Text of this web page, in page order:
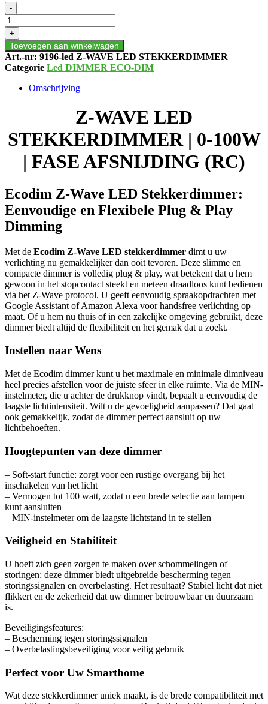
Z-
WAVE
LED
STEKKERDIMMER
|
0-
100W
FASE
-
+
Toevoegen aan winkelwagen
Art.-nr: 9196-led Z-WAVE LED STEKKERDIMMER
Categorie Led DIMMER ECO-DIM
Omschrijving
Z-WAVE LED
STEKKERDIMMER | 0-100W
| FASE AFSNIJDING (RC)
Ecodim Z-Wave LED Stekkerdimmer:
Eenvoudige en Flexibele Plug & Play
Dimming
Met de Ecodim Z-Wave LED stekkerdimmer dimt u uw
verlichting nu gemakkelijker dan ooit tevoren. Deze slimme en
compacte dimmer is volledig plug & play, wat betekent dat u hem
gewoon in het stopcontact steekt en meteen draadloos kunt bedienen
via het Z-Wave protocol. U geeft eenvoudig spraakopdrachten met
Google Assistant of Amazon Alexa voor handsfree verlichting op
maat. Of u hem nu thuis of in een zakelijke omgeving gebruikt, deze
dimmer biedt altijd de flexibiliteit en het gemak dat u zoekt.
Instellen naar Wens
Met de Ecodim dimmer kunt u het maximale en minimale dimniveau
heel precies afstellen voor de juiste sfeer in elke ruimte. Via de MIN-
instelmeter, die u achter de drukknop vindt, bepaalt u eenvoudig de
laagste lichtintensiteit. Wilt u de gevoeligheid aanpassen? Dat gaat
ook gemakkelijk, zodat de dimmer perfect aansluit op uw
lichtbehoeften.
Hoogtepunten van deze dimmer
– Soft-start functie: zorgt voor een rustige overgang bij het
inschakelen van het licht
– Vermogen tot 100 watt, zodat u een brede selectie aan lampen
kunt aansluiten
– MIN-instelmeter om de laagste lichtstand in te stellen
Veiligheid en Stabiliteit
U hoeft zich geen zorgen te maken over schommelingen of
storingen: deze dimmer biedt uitgebreide bescherming tegen
storingssignalen en overbelasting. Het resultaat? Stabiel licht dat niet
flikkert en de zekerheid dat uw dimmer betrouwbaar en duurzaam
is.
Beveiligingsfeatures:
– Bescherming tegen storingssignalen
– Overbelastingsbeveiliging voor veilig gebruik
Perfect voor Uw Smarthome
Wat deze stekkerdimmer uniek maakt, is de brede compatibiliteit met